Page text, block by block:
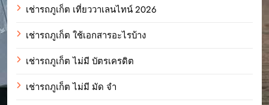
เช่ารถภูเก็ต เที่ยววาเลนไทน์ 2026
เช่ารถภูเก็ต ใช้เอกสารอะไรบ้าง
เช่ารถภูเก็ต ไม่มี บัตรเครดิต
เช่ารถภูเก็ต ไม่มี มัด จํา